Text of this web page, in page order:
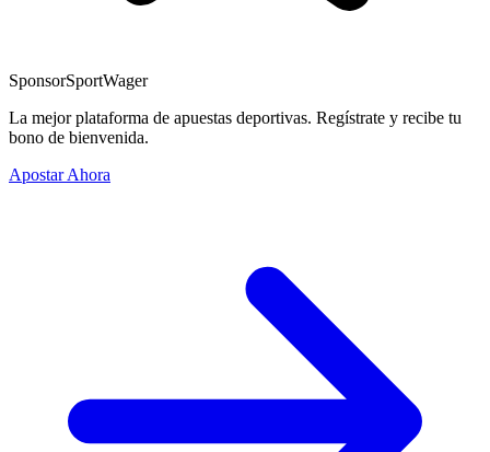
SponsorSportWager
La mejor plataforma de apuestas deportivas. Regístrate y recibe tu
bono de bienvenida.
Apostar Ahora